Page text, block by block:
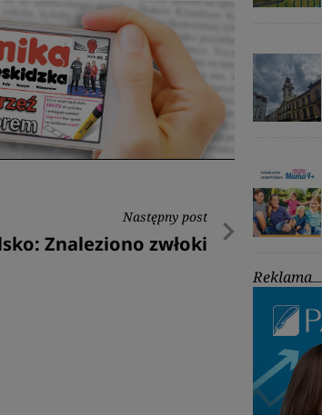
Następny post
Znaleziono zwłoki
Reklama